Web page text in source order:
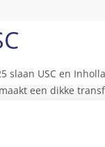
slaan USC en
een dikke